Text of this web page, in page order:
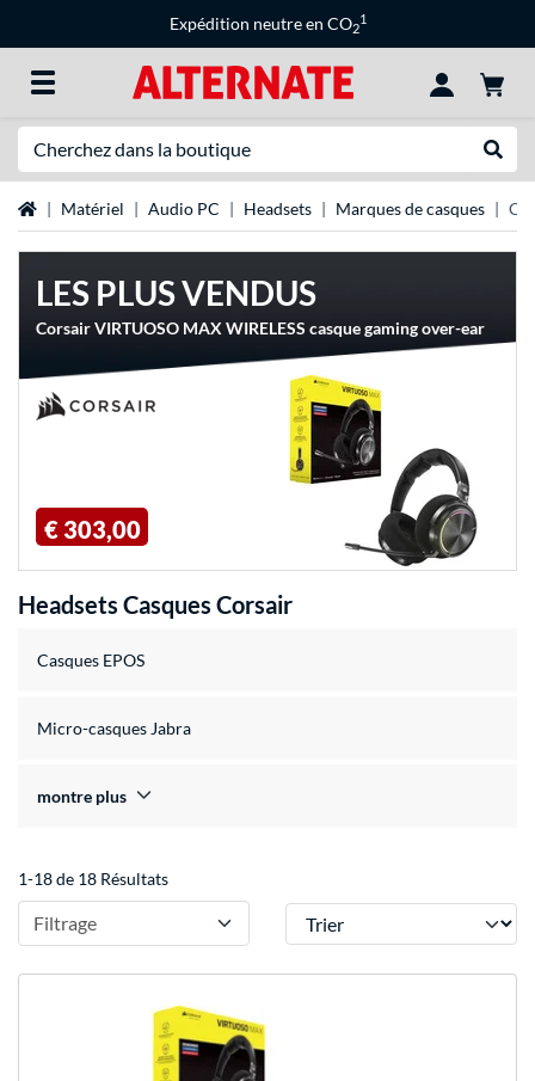
Expédition neutre en CO2
1
Page d'accueil
Matériel Audio PC Headsets Marques de casques
LES PLUS VENDUS
Corsair VIRTUOSO MAX WIRELESS casque gaming over-ear
€ 303,00
Headsets Casques Corsair
Casques EPOS
Micro-casques Jabra
montre plus
1-18 de 18 Résultats
Filtrage Trier